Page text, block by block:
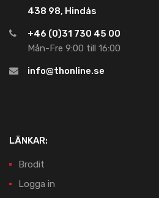
438 98, Hindås
+46 (0)31 730 45 00
Mån-Fre 9:00 till 16:00
info@thonline.se
LÄNKAR:
Brodit
Logga in